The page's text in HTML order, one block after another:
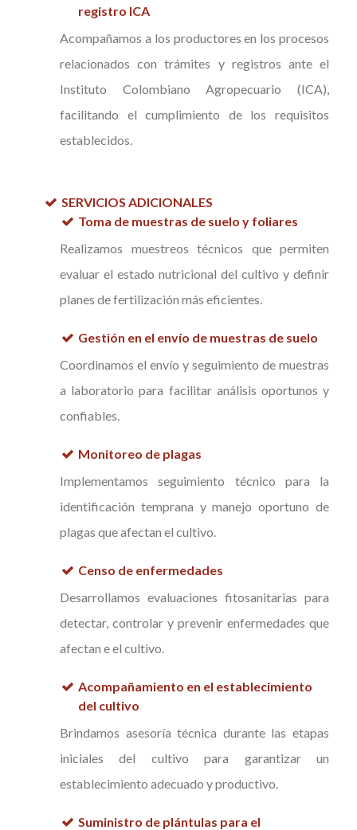
registro ICA
Acompañamos a los productores en los procesos
relacionados con trámites y registros ante el
Instituto Colombiano Agropecuario (ICA),
facilitando el cumplimiento de los requisitos
establecidos.
SERVICIOS ADICIONALES
Toma de muestras de suelo y foliares
Realizamos muestreos técnicos que permiten
evaluar el estado nutricional del cultivo y definir
planes de fertilización más eficientes.
Gestión en el envío de muestras de suelo
Coordinamos el envío y seguimiento de muestras
a laboratorio para facilitar análisis oportunos y
confiables.
Monitoreo de plagas
Implementamos seguimiento técnico para la
identificación temprana y manejo oportuno de
plagas que afectan el cultivo.
Censo de enfermedades
Desarrollamos evaluaciones fitosanitarias para
detectar, controlar y prevenir enfermedades que
afectan e el cultivo.
Acompañamiento en el establecimiento
del cultivo
Brindamos asesoría técnica durante las etapas
iniciales del cultivo para garantizar un
establecimiento adecuado y productivo.
Suministro de plántulas para el